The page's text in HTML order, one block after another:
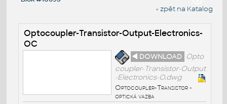
« zpět na Katalog
Optocoupler-Transistor-Output-Electronics-
OC
◄ DOWNLOAD
Opto
coupler-Transistor-Output
-Electronics-O.dwg
Optocoupler-Transistor -
optická vazba